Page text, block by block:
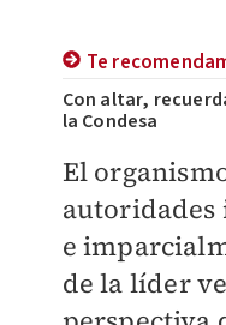
Te
Con altar,
la Condesa
El
autoridades
e
de la líder